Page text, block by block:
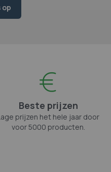
Beste prijzen
prijzen het hele jaar door
voor 5000 producten.